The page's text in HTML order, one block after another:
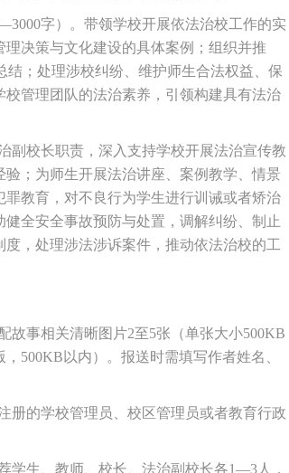
字）。带领学校开展依法治校工作的实
决策与文化建设的具体案例；组织并推
结；处理涉校纠纷、维护师生合法权益、保
管理团队的法治素养，引领构建具有法治
副校长职责，深入支持学校开展法治宣传教
；为师生开展法治讲座、案例教学、情景
教育，对不良行为学生进行训诫或者矫治
全安全事故预防与处置，调解纠纷、制止
，处理涉法涉诉案件，推动依法治校的工
故事相关清晰图片2至5张（单张大小500KB
500KB以内）。报送时需填写作者姓名、
册的学校管理员、校区管理员或者教育行政
学生、教师、校长、法治副校长各1—3人，